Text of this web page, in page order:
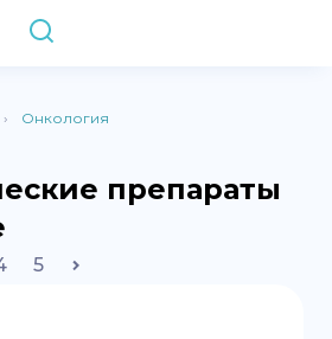
Онкология
препараты
5